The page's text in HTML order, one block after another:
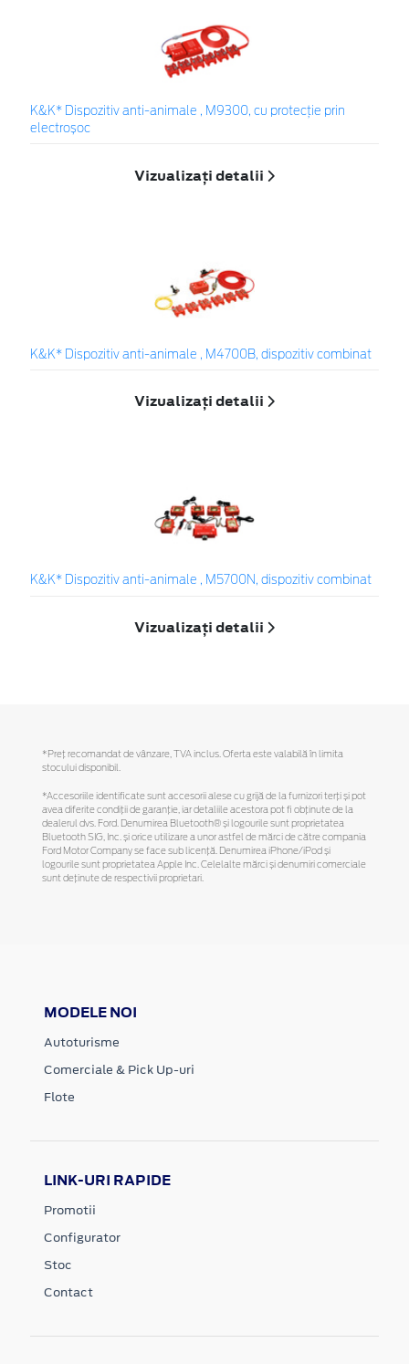
K&K* Dispozitiv anti-animale , M9300, cu protecție prin
electroșoc
Vizualizați detalii
K&K* Dispozitiv anti-animale , M4700B, dispozitiv combinat
Vizualizați detalii
K&K* Dispozitiv anti-animale , M5700N, dispozitiv combinat
Vizualizați detalii
*Preţ recomandat de vânzare, TVA inclus. Oferta este valabilă în limita
stocului disponibil.
*Accesoriile identificate sunt accesorii alese cu grijă de la furnizori terți și pot
avea diferite condiții de garanție, iar detaliile acestora pot fi obținute de la
dealerul dvs. Ford. Denumirea Bluetooth® și logourile sunt proprietatea
Bluetooth SIG, Inc. și orice utilizare a unor astfel de mărci de către compania
Ford Motor Company se face sub licență. Denumirea iPhone/iPod și
logourile sunt proprietatea Apple Inc. Celelalte mărci și denumiri comerciale
sunt deținute de respectivii proprietari.
MODELE NOI
Autoturisme
Comerciale & Pick Up-uri
Flote
LINK-URI RAPIDE
Promotii
Configurator
Stoc
Contact